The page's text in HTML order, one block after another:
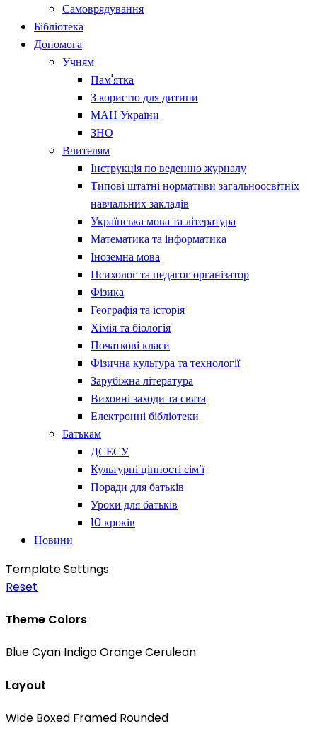
Самоврядування
Бібліотека
Допомога
Учням
Пам'ятка
З користю для дитини
МАН України
ЗНО
Вчителям
Інструкція по веденню журналу
Типові штатні нормативи загальноосвітніх
навчальних закладів
Українська мова та література
Математика та інформатика
Іноземна мова
Психолог та педагог організатор
Фізика
Географія та історія
Хімія та біологія
Початкові класи
Фізична культура та технології
Зарубіжна література
Виховні заходи та свята
Електронні бібліотеки
Батькам
ДСЕСУ
Культурні цінності сім’ї
Поради для батьків
Уроки для батьків
10 кроків
Новини
Template Settings
Reset
Theme Colors
BlueCyan IndigoOrangeCerulean
Layout
Wide Boxed Framed Rounded